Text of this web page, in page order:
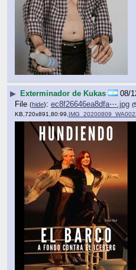
▶ Exterminador de Kukas 08/
File (hide): ec8f26646ea8dfa⋯.jpg
KB,720x891,80:99,